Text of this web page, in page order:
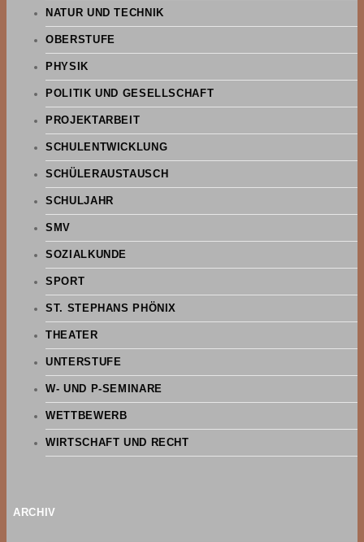
NATUR UND TECHNIK
OBERSTUFE
PHYSIK
POLITIK UND GESELLSCHAFT
PROJEKTARBEIT
SCHULENTWICKLUNG
SCHÜLERAUSTAUSCH
SCHULJAHR
SMV
SOZIALKUNDE
SPORT
ST. STEPHANS PHÖNIX
THEATER
UNTERSTUFE
W- UND P-SEMINARE
WETTBEWERB
WIRTSCHAFT UND RECHT
ARCHIV